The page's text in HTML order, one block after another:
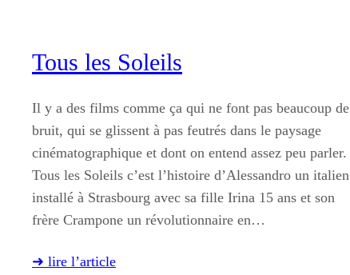
Tous les Soleils
Il y a des films comme ça qui ne font pas beaucoup de
bruit, qui se glissent à pas feutrés dans le paysage
cinématographique et dont on entend assez peu parler.
Tous les Soleils c’est l’histoire d’Alessandro un italien
installé à Strasbourg avec sa fille Irina 15 ans et son
frère Crampone un révolutionnaire en…
➜ lire l’article